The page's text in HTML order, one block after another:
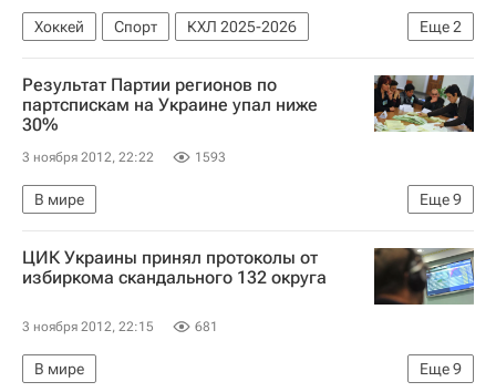
ЦИК Украины
Партия "Батькивщина"
Партия регионов (Украина)
Украинский Демократический Альянс за Реформы (УДАР)
Парламентские выборы на Украине
Еще2
Хоккей Спорт
КХЛ 2025-2026
Лев (Прага)
Слован (Братислава)
Результат Партии регионов по
партспискам на Украине упал ниже
30%
3 ноября 2012, 22:22 1593
Еще9
В мире
Подведение итогов выборов на Украине
Украина
Весь мир
Европа
Партия регионов (Украина)
ЦИК Украины принял протоколы от
избиркома скандального 132 округа
3 ноября 2012, 22:15 681
Еще9
В мире